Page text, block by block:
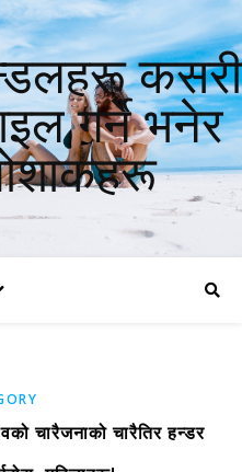
कसरी
गर्ने भनेर
चारैजनाको चारैतिर हन्डर